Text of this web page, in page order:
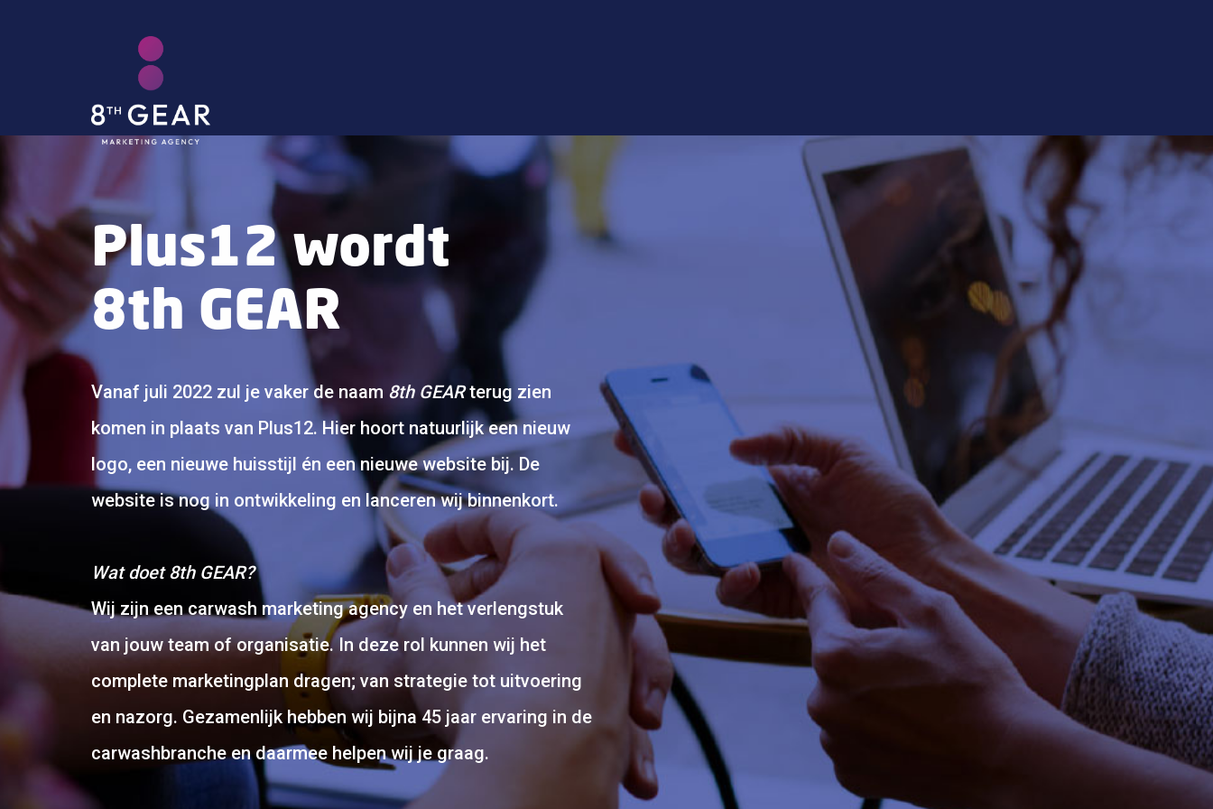
Plus12 wordt
8th GEAR
Vanaf juli 2022 zul je vaker de naam 8th GEARterug zien
komen in plaats van Plus12. Hier hoort natuurlijk een nieuw
logo, een nieuwe huisstijl én een nieuwe website bij. De
website is nog in ontwikkeling en lanceren wij binnenkort.
Wat doet 8th GEAR?
Wij zijn een carwash marketing agency en het verlengstuk
van jouw team of organisatie. In deze rol kunnen wij het
complete marketingplan dragen; van strategie tot uitvoering
en nazorg. Gezamenlijk hebben wij bijna 45 jaar ervaring in de
carwashbranche en daarmee helpen wij je graag.